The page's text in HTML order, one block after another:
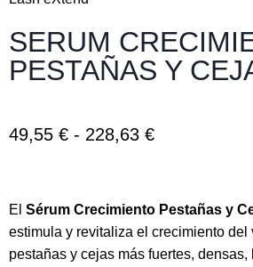
SERUM
PESTAÑAS Y
49,55 € - 228,63 €
El Sérum Crecimiento Pestañas y
estimula y revitaliza el crecimiento del
pestañas y cejas más fuertes, densas,